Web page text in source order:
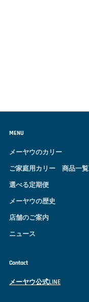
MENU
メーヤウのカリー
ご家庭用カリー 商品一覧
選べる定期便
メーヤウの歴史
店舗のご案内
ニュース
Contact
メーヤウ公式LINE